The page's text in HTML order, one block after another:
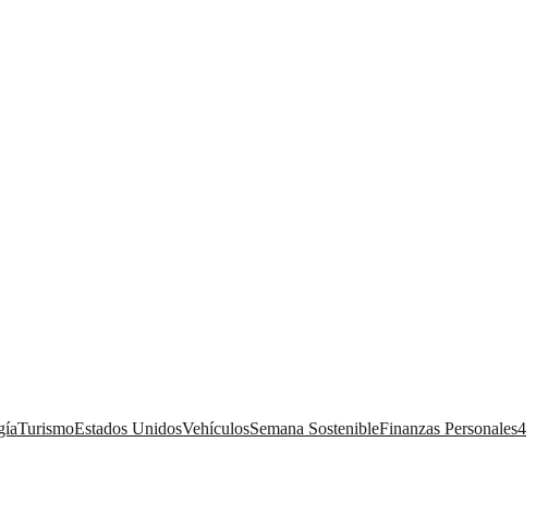
TurismoEstados UnidosVehículosSemana SostenibleFinanzas Personales4